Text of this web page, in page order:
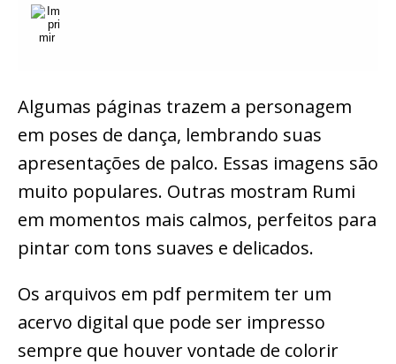
Algumas páginas trazem a personagem
em poses de dança, lembrando suas
apresentações de palco. Essas imagens são
muito populares. Outras mostram Rumi
em momentos mais calmos, perfeitos para
pintar com tons suaves e delicados.
Os arquivos em pdf permitem ter um
acervo digital que pode ser impresso
sempre que houver vontade de colorir